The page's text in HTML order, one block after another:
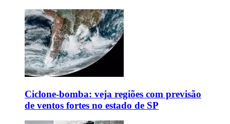
Ciclone-bomba: veja regiões com previsão
de ventos fortes no estado de SP